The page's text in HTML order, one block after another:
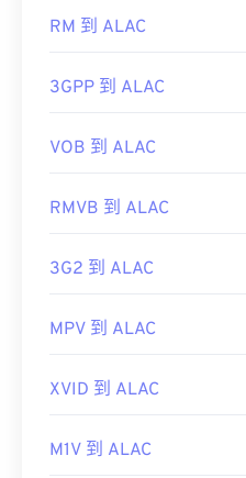
合社区编解码器包 (CCCP)
开发者： Matroska
有用的链接：
RM 到 ALAC
3GPP 到 ALAC
VOB 到 ALAC
RMVB 到 ALAC
3G2 到 ALAC
MPV 到 ALAC
XVID 到 ALAC
M1V 到 ALAC